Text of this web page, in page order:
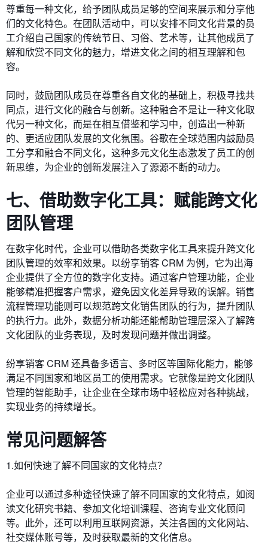
尊重每一种文化，给予团队成员足够的空间来展示和分享他
们的文化特色。在团队活动中，可以安排不同文化背景的员
工介绍自己国家的传统节日、习俗、艺术等，让其他成员了
解和欣赏不同文化的魅力，增进文化之间的相互理解和包
容。
同时，鼓励团队成员在尊重各自文化的基础上，积极寻找共
同点，进行文化的融合与创新。这种融合不是让一种文化取
代另一种文化，而是在相互借鉴和学习中，创造出一种新
的、更适应团队发展的文化氛围。谷歌在全球范围内鼓励员
工分享和融合不同文化，这种多元文化生态激发了员工的创
新思维，为企业的创新发展注入了源源不断的动力。
七、借助数字化工具：赋能跨文化
团队管理
在数字化时代，企业可以借助各类数字化工具来提升跨文化
团队管理的效率和效果。以纷享销客 CRM 为例，它为出海
企业提供了全方位的数字化支持。通过客户管理功能，企业
能够精准把握客户需求，避免因文化差异导致的误解。销售
流程管理功能则可以规范跨文化销售团队的行为，提升团队
的执行力。此外，数据分析功能还能帮助管理层深入了解跨
文化团队的业务表现，及时发现问题并做出调整。
纷享销客 CRM 还具备多语言、多时区等国际化能力，能够
满足不同国家和地区员工的使用需求。它就像是跨文化团队
管理的智能助手，让企业在全球市场中轻松应对各种挑战，
实现业务的持续增长。
常见问题解答
1.如何快速了解不同国家的文化特点？
企业可以通过多种途径快速了解不同国家的文化特点，如阅
读文化研究书籍、参加文化培训课程、咨询专业文化顾问
等。此外，还可以利用互联网资源，关注各国的文化网站、
社交媒体账号等，及时获取最新的文化信息。